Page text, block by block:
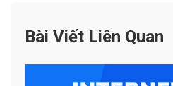
Bài Viết Liên Quan